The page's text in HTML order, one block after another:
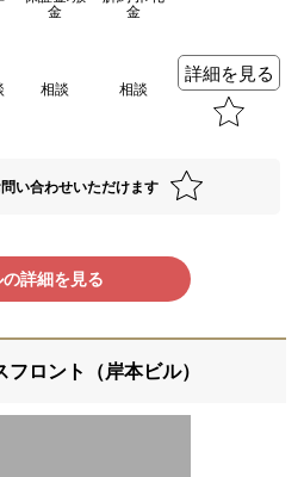
金 金
相談 相談
詳細を見る
い合わせいただけます
の詳細を見る
ロント（岸本ビル）